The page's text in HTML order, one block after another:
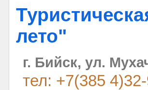
лето"
г. Бийск, ул.
тел: +7(385